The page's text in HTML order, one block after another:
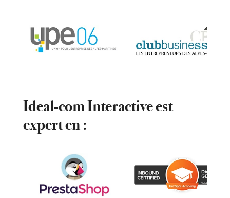
Ideal-com Interactive est
expert en :